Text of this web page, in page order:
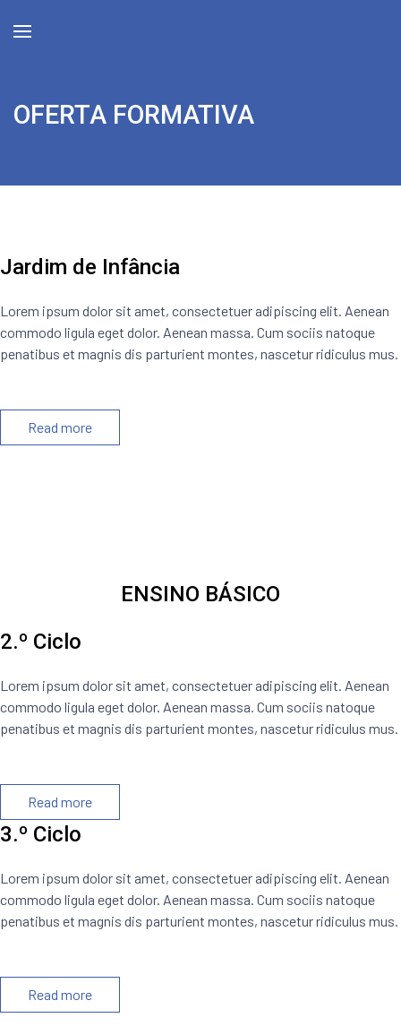
OFERTA FORMATIVA
Jardim de Infância
Lorem ipsum dolor sit amet, consectetuer adipiscing elit. Aenean
commodo ligula eget dolor. Aenean massa. Cum sociis natoque
penatibus et magnis dis parturient montes, nascetur ridiculus mus.
Read more
ENSINO BÁSICO
2.º Ciclo
Lorem ipsum dolor sit amet, consectetuer adipiscing elit. Aenean
commodo ligula eget dolor. Aenean massa. Cum sociis natoque
penatibus et magnis dis parturient montes, nascetur ridiculus mus.
Read more
3.º Ciclo
Lorem ipsum dolor sit amet, consectetuer adipiscing elit. Aenean
commodo ligula eget dolor. Aenean massa. Cum sociis natoque
penatibus et magnis dis parturient montes, nascetur ridiculus mus.
Read more